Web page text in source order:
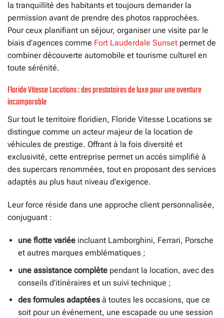
la tranquillité des habitants et toujours demander la
permission avant de prendre des photos rapprochées.
Pour ceux planifiant un séjour, organiser une visite par le
biais d’agences comme Fort Lauderdale Sunset permet de
combiner découverte automobile et tourisme culturel en
toute sérénité.
Floride Vitesse Locations : des prestataires de luxe pour une aventure
incomparable
Sur tout le territoire floridien, Floride Vitesse Locations se
distingue comme un acteur majeur de la location de
véhicules de prestige. Offrant à la fois diversité et
exclusivité, cette entreprise permet un accès simplifié à
des supercars renommées, tout en proposant des services
adaptés au plus haut niveau d’exigence.
Leur force réside dans une approche client personnalisée,
conjuguant :
une flotte variéeincluant Lamborghini, Ferrari, Porsche
et autres marques emblématiques ;
une assistance complètependant la location, avec des
conseils d’itinéraires et un suivi technique ;
des formules adaptéesà toutes les occasions, que ce
soit pour un événement, une escapade ou une session